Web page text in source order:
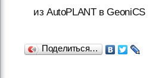
из AutoPLANT в GeoniCS
Поделиться…